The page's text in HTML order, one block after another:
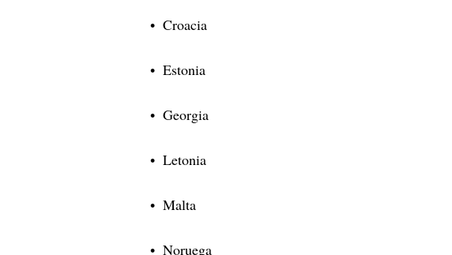
Croacia
Estonia
Georgia
Letonia
Malta
Noruega